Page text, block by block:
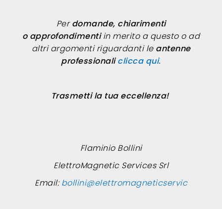
Per domande, chiarimenti
o approfondimentiin merito a questo o ad
altri argomenti riguardanti leantenne
professionali clicca qui.
Trasmetti la tua eccellenza!
Flaminio Bollini
ElettroMagnetic Services Srl
Email: bollini@elettromagneticservic